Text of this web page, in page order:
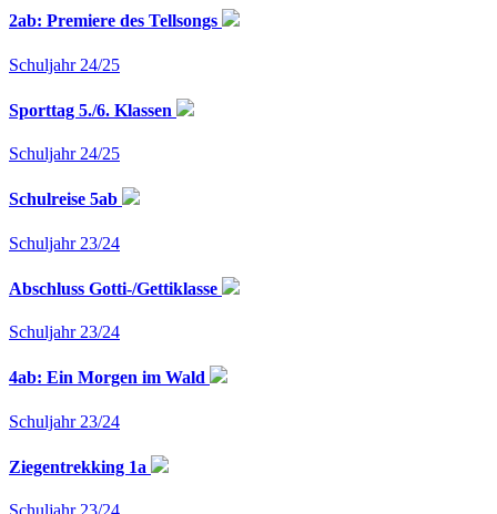
2ab: Premiere des Tellsongs
Schuljahr 24/25
Sporttag 5./6. Klassen
Schuljahr 24/25
Schulreise 5ab
Schuljahr 23/24
Abschluss Gotti-/Gettiklasse
Schuljahr 23/24
4ab: Ein Morgen im Wald
Schuljahr 23/24
Ziegentrekking 1a